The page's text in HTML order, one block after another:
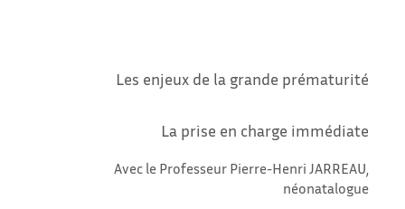
Les enjeux de la grande prématurité
La prise en charge immédiate
Avec le Professeur Pierre-Henri JARREAU,
néonatalogue